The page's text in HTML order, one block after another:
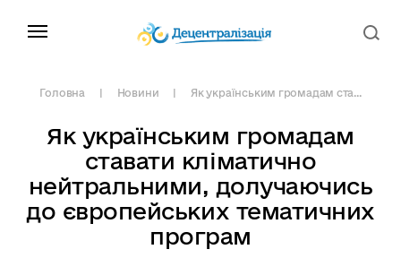
Головна Новини Як українським громадам ста...
Як українським громадам
ставати кліматично
нейтральними, долучаючись
до європейських тематичних
програм